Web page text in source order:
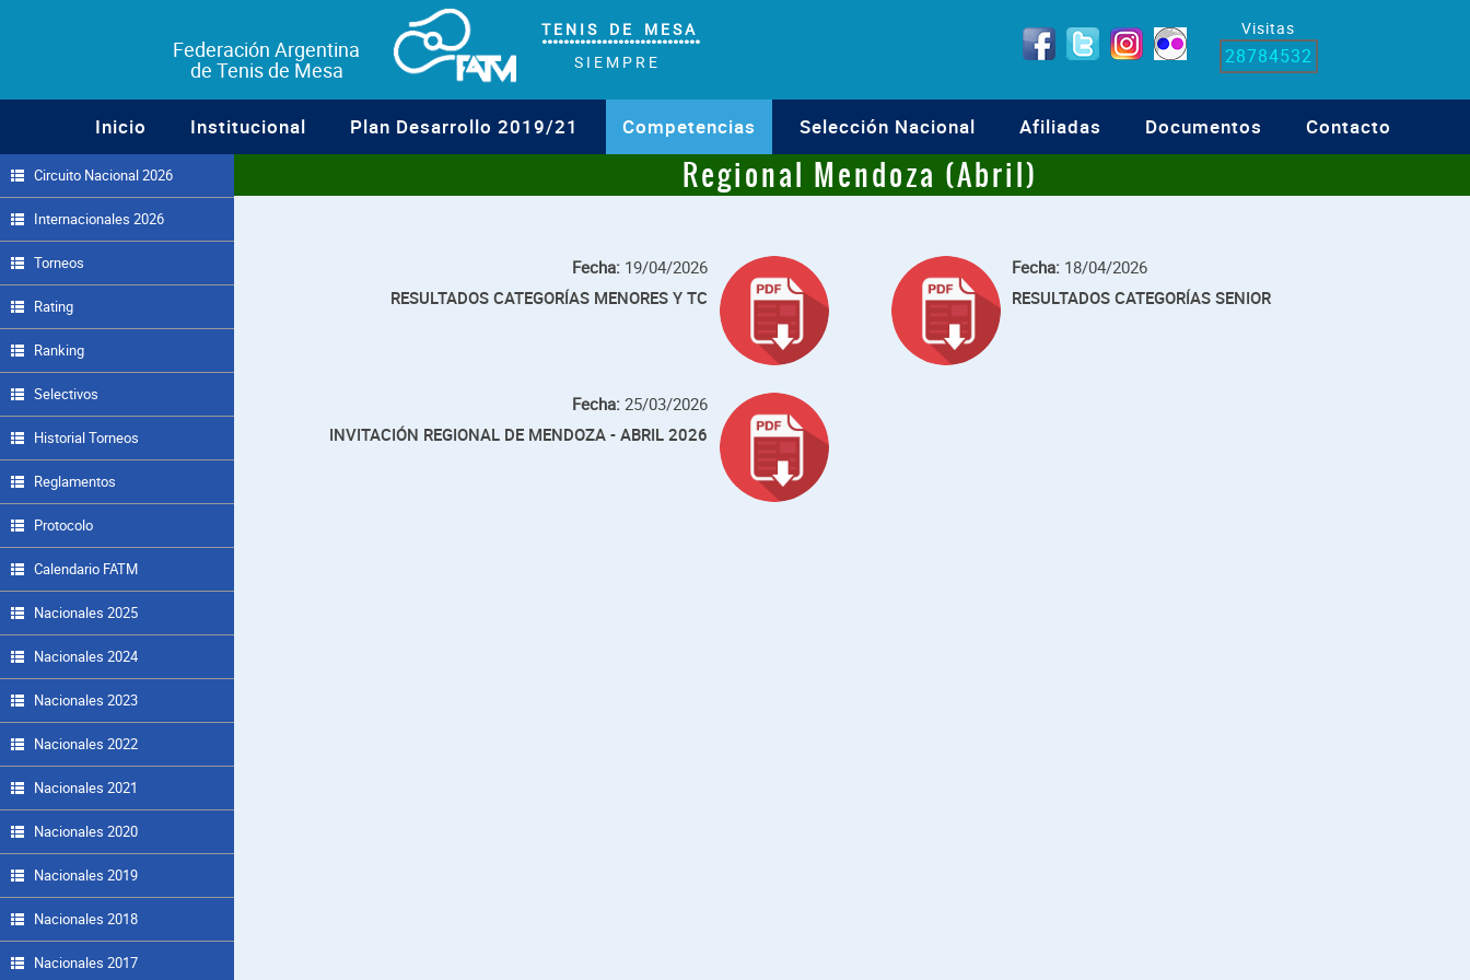
Federación Argentina
de Tenis de Mesa
T E N I S D E M E S A
°°°°°°°°°°°°°°°°°°°°°°°°°°°°°
S I E M P R E
Visitas
28784532
Inicio Institucional Plan Desarrollo 2019/21 Competencias Selección Nacional Afiliadas Documentos Contacto
Circuito Nacional 2026
Internacionales 2026
Torneos
Rating
Ranking
Selectivos
Historial Torneos
Reglamentos
Protocolo
Calendario FATM
Nacionales 2025
Nacionales 2024
Nacionales 2023
Nacionales 2022
Nacionales 2021
Nacionales 2020
Nacionales 2019
Nacionales 2018
Nacionales 2017
Regional Mendoza (Abril)
Fecha: 19/04/2026
RESULTADOS CATEGORÍAS MENORES Y TC
Fecha: 18/04/2026
RESULTADOS CATEGORÍAS SENIOR
Fecha: 25/03/2026
INVITACIÓN REGIONAL DE MENDOZA - ABRIL 2026